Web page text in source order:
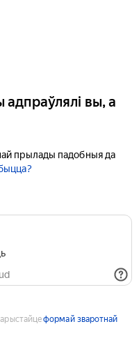
вы, а
прылады падобныя да
формай зваротнай